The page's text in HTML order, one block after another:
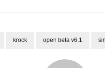
krock open beta v6.1